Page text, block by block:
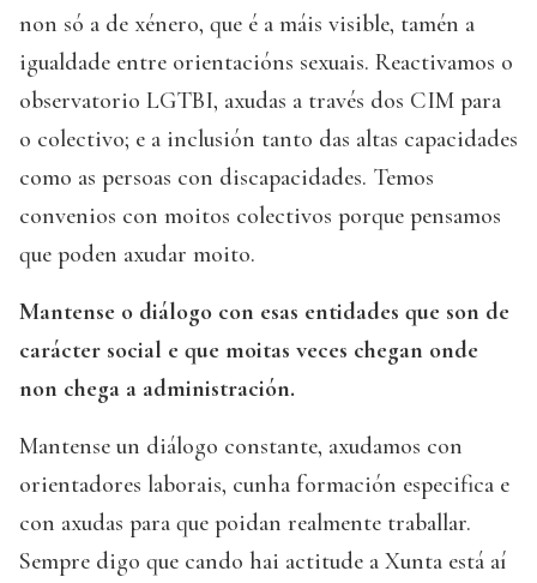
non só a de xénero, que é a máis visible, tamén a
igualdade entre orientacións sexuais. Reactivamos o
observatorio LGTBI, axudas a través dos CIM para
o colectivo; e a inclusión tanto das altas capacidades
como as persoas con discapacidades. Temos
convenios con moitos colectivos porque pensamos
que poden axudar moito.
Mantense o diálogo con esas entidades que son de
carácter social e que moitas veces chegan onde
non chega a administración.
Mantense un diálogo constante, axudamos con
orientadores laborais, cunha formación especifica e
con axudas para que poidan realmente traballar.
Sempre digo que cando hai actitude a Xunta está aí